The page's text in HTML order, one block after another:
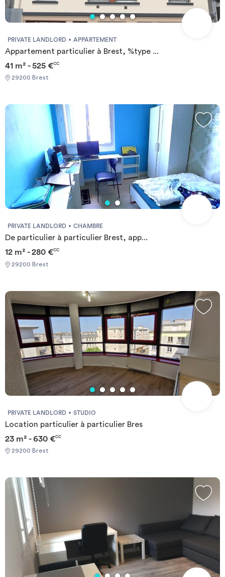
PRIVATE LANDLORD APPARTEMENT
Appartement particulier à Brest, %type ...
41 m² - 525 €CC
29200 Brest
PRIVATE LANDLORD CHAMBRE
De particulier à particulier Brest, app...
12 m² - 280 €CC
29200 Brest
PRIVATE LANDLORD STUDIO
Location particulier à particulier Bres
23 m² - 630 €CC
29200 Brest